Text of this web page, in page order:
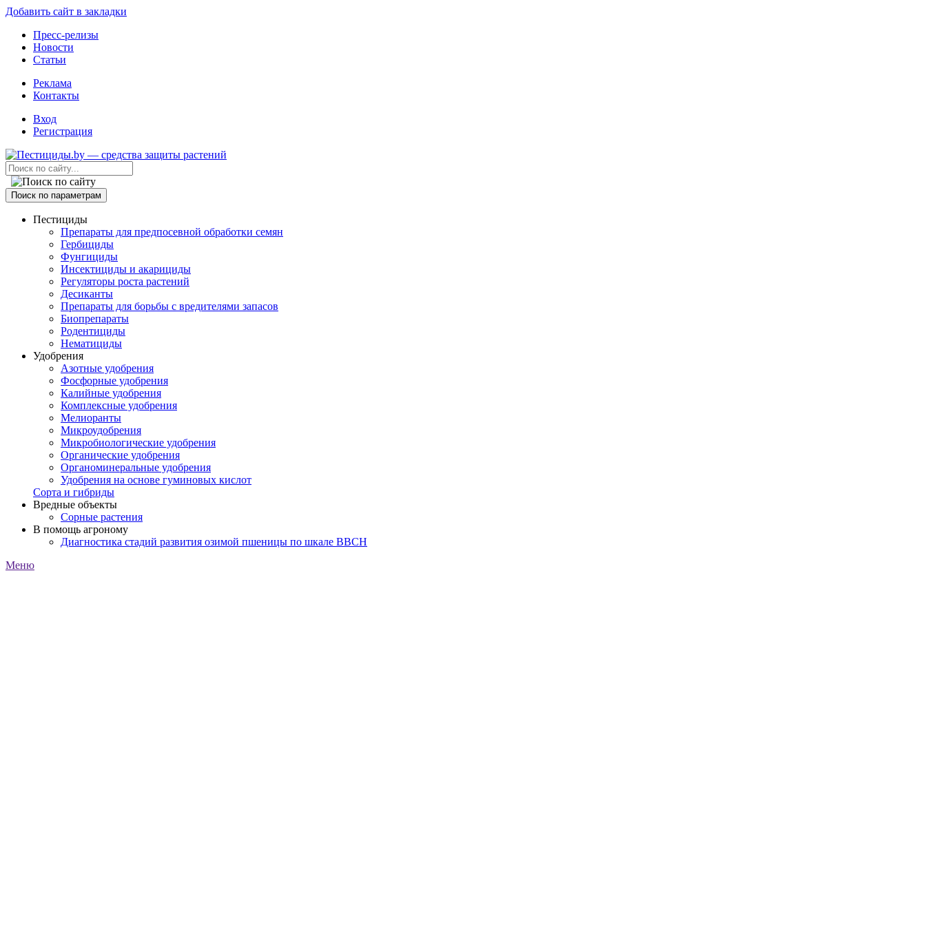
Добавить сайт в закладки
Пресс-релизы
Новости
Статьи
Реклама
Контакты
Вход
Регистрация
Поиск по параметрам
Пестициды
Препараты для предпосевной обработки семян
Гербициды
Фунгициды
Инсектициды и акарициды
Регуляторы роста растений
Десиканты
Препараты для борьбы с вредителями запасов
Биопрепараты
Родентициды
Нематициды
Удобрения
Азотные удобрения
Фосфорные удобрения
Калийные удобрения
Комплексные удобрения
Мелиоранты
Микроудобрения
Микробиологические удобрения
Органические удобрения
Органоминеральные удобрения
Удобрения на основе гуминовых кислот
Сорта и гибриды
Вредные объекты
Сорные растения
В помощь агроному
Диагностика стадий развития озимой пшеницы по шкале ВВСН
Меню